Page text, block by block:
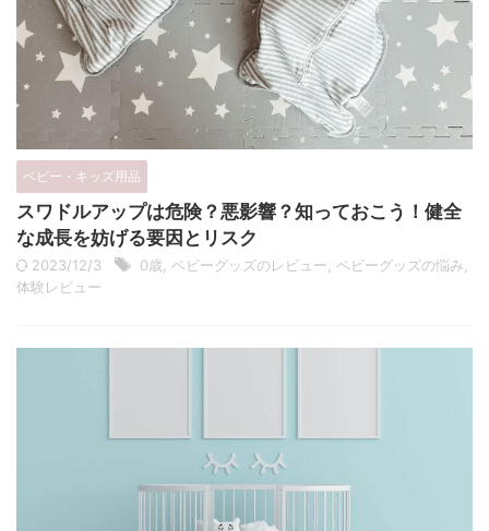
ベビー・キッズ用品
スワドルアップは危険？悪影響？知っておこう！健全
な成長を妨げる要因とリスク
2023/12/3 0歳 ベビーグッズのレビュー ベビーグッズの悩み
体験レビュー